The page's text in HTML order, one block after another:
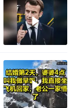
天茅台提价
击贯穿浙江
夜被收150元
筑健康中国